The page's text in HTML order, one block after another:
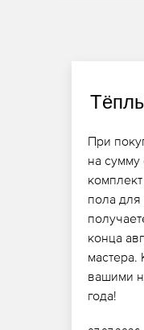
При
на
пола
конца
мастера.
вашими
года!